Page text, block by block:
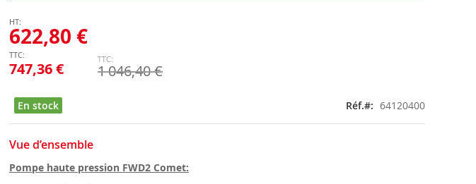
747,36 €
622,80 €
1 046,40 €
En stock Réf. 64120400
Vue d’ensemble
Pompe haute pression FWD2 Comet: